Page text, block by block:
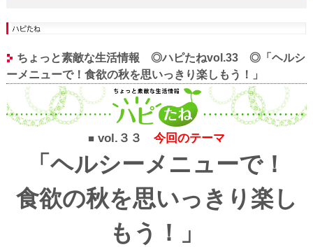
ちょっと素敵な生活情報 ◎ハピたねvol.33 ◎「ヘルシ
ーメニューで！食欲の秋を思いっきり楽しもう！」
■ vol.３３ 今回のテーマ
「ヘルシーメニューで！
食欲の秋を思いっきり楽し
もう！」